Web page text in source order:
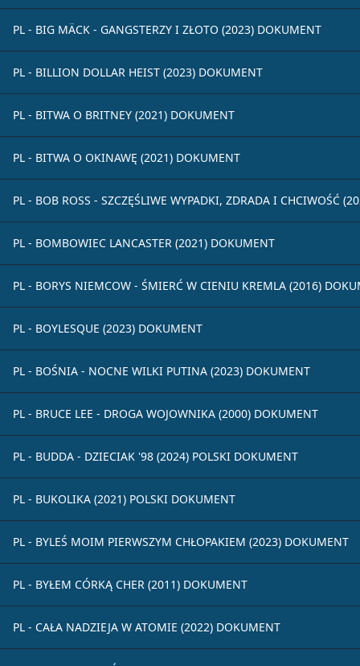
PL - BIG MÄCK - GANGSTERZY I ZŁOTO (2023) DOKUMENT
PL - BILLION DOLLAR HEIST (2023) DOKUMENT
PL - BITWA O BRITNEY (2021) DOKUMENT
PL - BITWA O OKINAWĘ (2021) DOKUMENT
PL - BOB ROSS - SZCZĘŚLIWE WYPADKI, ZDRADA I CHCIWOŚĆ
PL - BOMBOWIEC LANCASTER (2021) DOKUMENT
PL - BORYS NIEMCOW - ŚMIERĆ W CIENIU KREMLA (2016)
PL - BOYLESQUE (2023) DOKUMENT
PL - BOŚNIA - NOCNE WILKI PUTINA (2023) DOKUMENT
PL - BRUCE LEE - DROGA WOJOWNIKA (2000) DOKUMENT
PL - BUDDA - DZIECIAK '98 (2024) POLSKI DOKUMENT
PL - BUKOLIKA (2021) POLSKI DOKUMENT
PL - BYLEŚ MOIM PIERWSZYM CHŁOPAKIEM (2023) DOKUMENT
PL - BYŁEM CÓRKĄ CHER (2011) DOKUMENT
PL - CAŁA NADZIEJA W ATOMIE (2022) DOKUMENT